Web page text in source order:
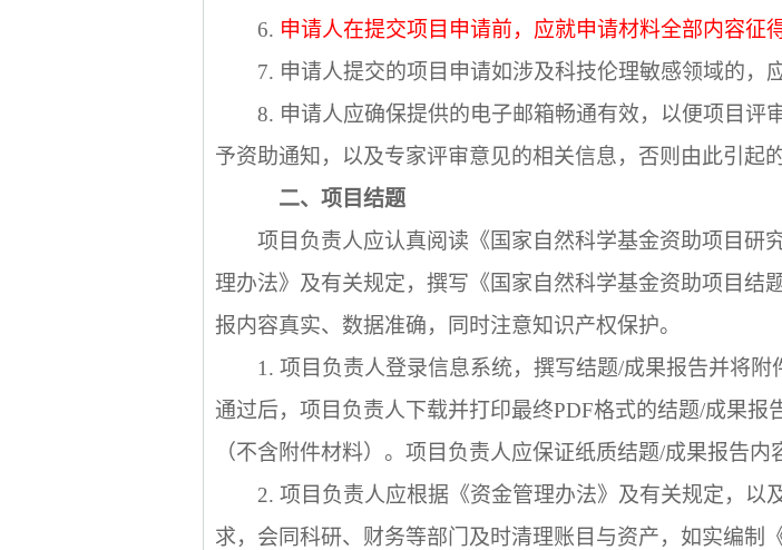
6. 申请人在提交项目申请前，应就申请材料全部内容征
7. 申请人提交的项目申请如涉及科技伦理敏感领域的，
8. 申请人应确保提供的电子邮箱畅通有效，以便项目
予资助通知，以及专家评审意见的相关信息，否则由此引起
二、项目结题
项目负责人应认真阅读《国家自然科学基金资助项目研
理办法》及有关规定，撰写《国家自然科学基金资助项目结
报内容真实、数据准确，同时注意知识产权保护。
1. 项目负责人登录信息系统，撰写结题/成果报告并将附
通过后，项目负责人下载并打印最终PDF格式的结题/成果报
（不含附件材料）。项目负责人应保证纸质结题/成果报告内
2. 项目负责人应根据《资金管理办法》及有关规定，以
求，会同科研、财务等部门及时清理账目与资产，如实编制